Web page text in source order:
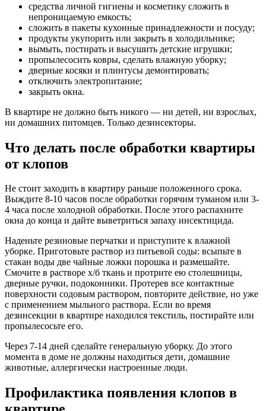
средства личной гигиены и косметику сложить в
непроницаемую емкость;
сложить в пакеты кухонные принадлежности и посуду;
продукты укупорить или закрыть в холодильнике;
вымыть, постирать и высушить детские игрушки;
пропылесосить ковры, сделать влажную уборку;
дверные косяки и плинтусы демонтировать;
отключить электропитание;
закрыть окна.
В квартире не должно быть никого — ни детей, ни взрослых,
ни домашних питомцев. Только дезинсекторы.
Что делать после обработки квартиры
от клопов
Не стоит заходить в квартиру раньше положенного срока.
Выждите 8-10 часов после обработки горячим туманом или 3-
4 часа после холодной обработки. После этого распахните
окна до конца и дайте выветриться запаху инсектицида.
Наденьте резиновые перчатки и приступите к влажной
уборке. Приготовьте раствор из питьевой соды: всыпьте в
стакан воды две чайные ложки порошка и размешайте.
Смочите в растворе х/б ткань и протрите ею столешницы,
дверные ручки, подоконники. Протерев все контактные
поверхности содовым раствором, повторите действие, но уже
с применением мыльного раствора. Если во время
дезинсекции в квартире находился текстиль, постирайте или
пропылесосьте его.
Через 7-14 дней сделайте генеральную уборку. До этого
момента в доме не должны находиться дети, домашние
животные, аллергически настроенные люди.
Профилактика появления клопов в